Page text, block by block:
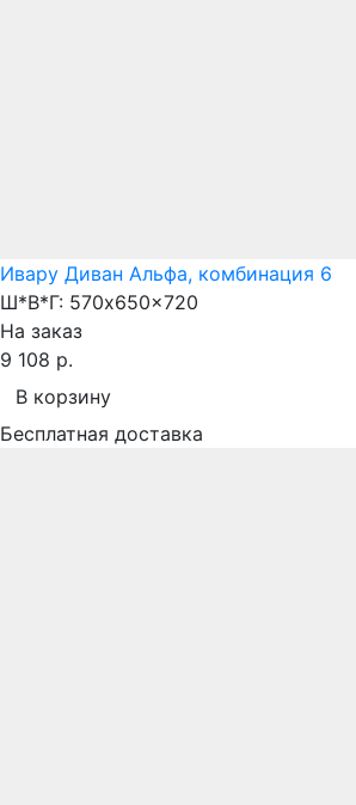
Ивару Диван Альфа, комбинация 6
Ш*В*Г: 570x650x720
На заказ
9 108 р.
В корзину
Бесплатная доставка